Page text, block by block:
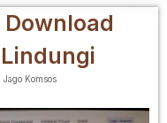
Jago Komsos